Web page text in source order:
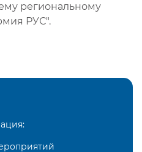
региональному
РУС".